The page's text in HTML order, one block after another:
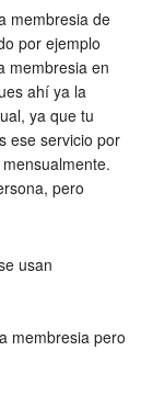
membresia de
por ejemplo
membresia en
ahí ya la
ya que tu
ese servicio por
pero
usan
membresia pero